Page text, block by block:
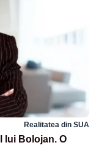
Realitatea din SUA
lui Bolojan. O